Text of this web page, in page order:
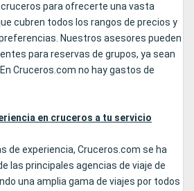
para ofrecerte una vasta
cubren todos los rangos de precios y
Nuestros asesores pueden
para reservas de grupos, ya sean
Cruceros.com no hay gastos de
en cruceros a tu servicio
de experiencia, Cruceros.com se ha
las principales agencias de viaje de
una amplia gama de viajes por todos